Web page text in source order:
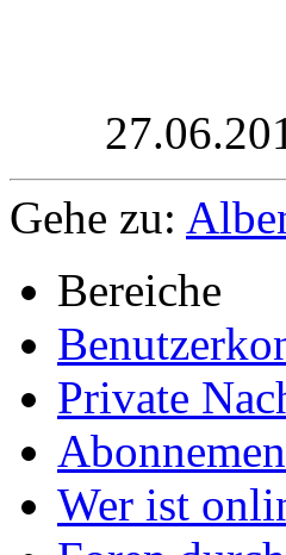
Gehe zu:
Bereiche
Private
Wer ist